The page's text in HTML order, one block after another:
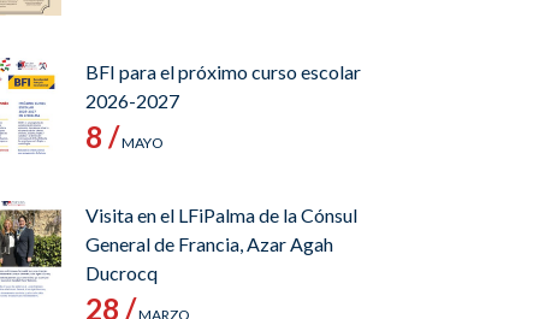
BFI para el próximo curso escolar
2026-2027
8 /MAYO
Visita en el LFiPalma de la Cónsul
General de Francia, Azar Agah
Ducrocq
28 /MARZO